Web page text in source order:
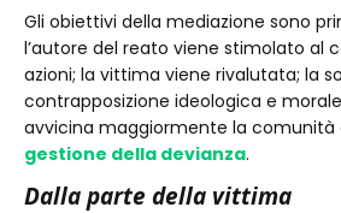
Gli obiettivi della mediazione sono
l’autore del reato viene stimolato al
azioni; la vittima viene rivalutata; la
contrapposizione ideologica e
avvicina maggiormente la comunità
gestione della devianza.
Dalla parte della vittima